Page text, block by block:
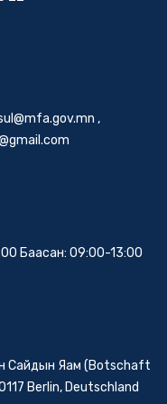
,
Баасан: 09:00-13:00
Сайдын Яам (Botschaft
Berlin, Deutschland